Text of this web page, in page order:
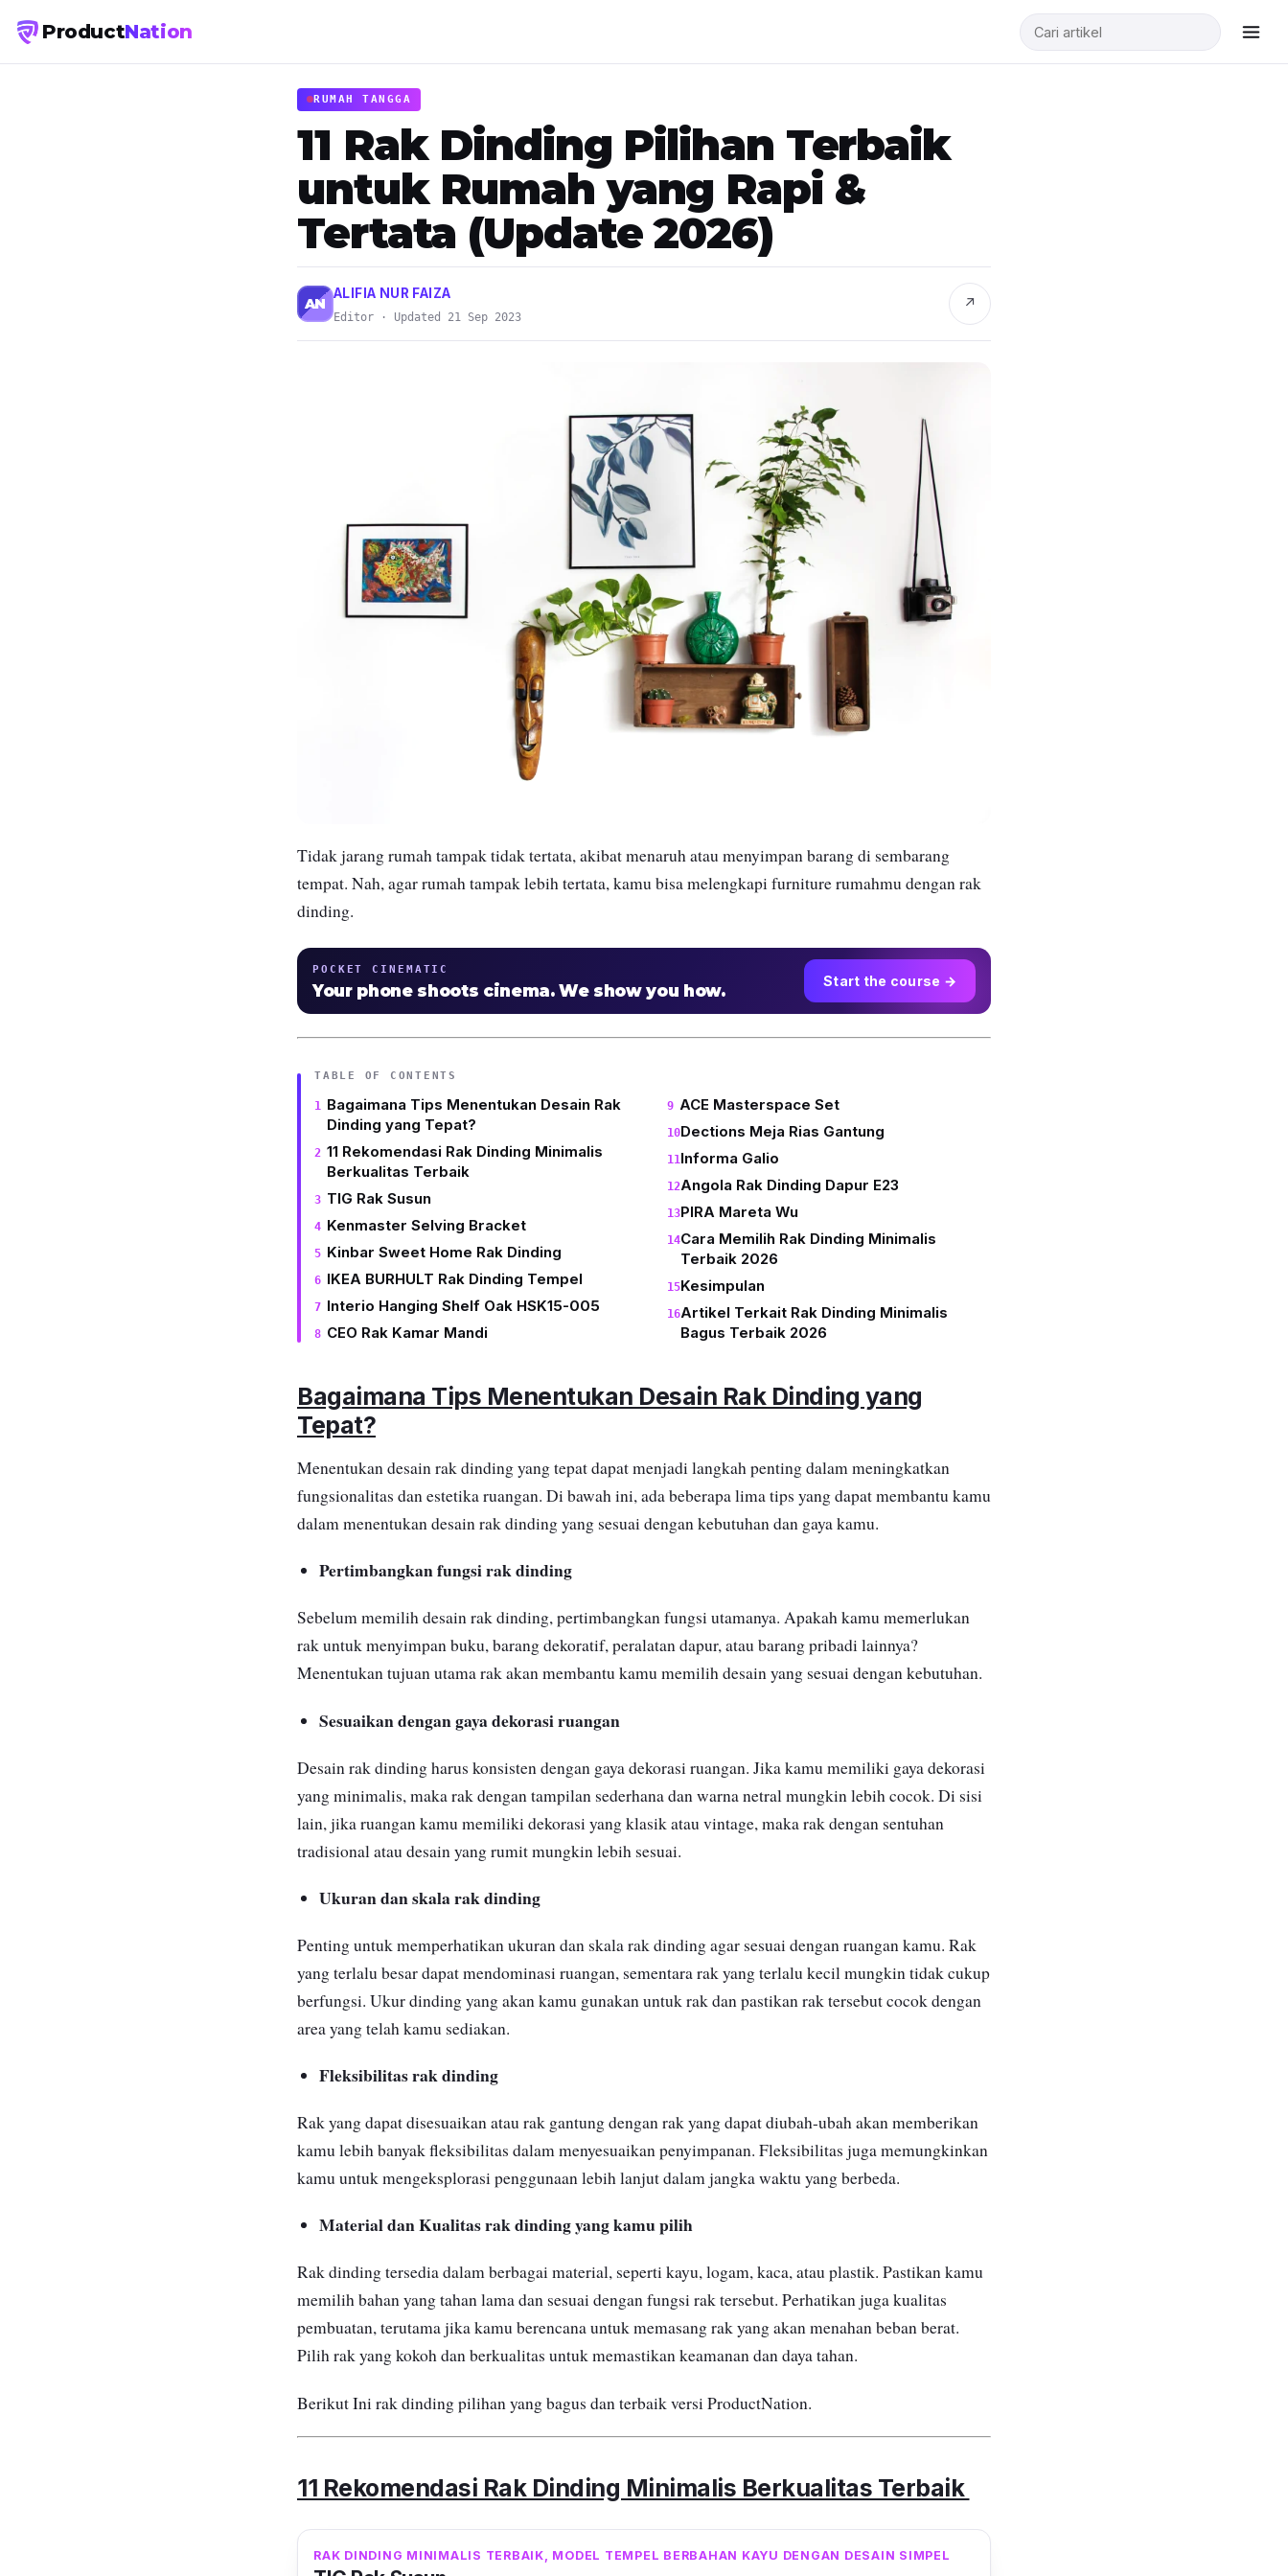
ProductNation
RUMAH TANGGA
11 Rak Dinding Pilihan Terbaik
untuk Rumah yang Rapi &
Tertata (Update 2026)
AN
ALIFIA NUR FAIZA
Editor · Updated 21 Sep 2023
↗
Tidak jarang rumah tampak tidak tertata, akibat menaruh atau menyimpan barang di sembarang
tempat. Nah, agar rumah tampak lebih tertata, kamu bisa melengkapi furniture rumahmu dengan rak
dinding.
POCKET CINEMATIC
Your phone shoots cinema. We show you how. Start the course →
TABLE OF CONTENTS
Bagaimana Tips Menentukan Desain Rak
Dinding yang Tepat?
11 Rekomendasi Rak Dinding Minimalis
Berkualitas Terbaik
TIG Rak Susun
Kenmaster Selving Bracket
Kinbar Sweet Home Rak Dinding
IKEA BURHULT Rak Dinding Tempel
Interio Hanging Shelf Oak HSK15-005
CEO Rak Kamar Mandi
ACE Masterspace Set
Dections Meja Rias Gantung
Informa Galio
Angola Rak Dinding Dapur E23
PIRA Mareta Wu
Cara Memilih Rak Dinding Minimalis
Terbaik 2026
Kesimpulan
Artikel Terkait Rak Dinding Minimalis
Bagus Terbaik 2026
Bagaimana Tips Menentukan Desain Rak Dinding yang
Tepat?
Menentukan desain rak dinding yang tepat dapat menjadi langkah penting dalam meningkatkan
fungsionalitas dan estetika ruangan. Di bawah ini, ada beberapa lima tips yang dapat membantu kamu
dalam menentukan desain rak dinding yang sesuai dengan kebutuhan dan gaya kamu.
Pertimbangkan fungsi rak dinding
Sebelum memilih desain rak dinding, pertimbangkan fungsi utamanya. Apakah kamu memerlukan
rak untuk menyimpan buku, barang dekoratif, peralatan dapur, atau barang pribadi lainnya?
Menentukan tujuan utama rak akan membantu kamu memilih desain yang sesuai dengan kebutuhan.
Sesuaikan dengan gaya dekorasi ruangan
Desain rak dinding harus konsisten dengan gaya dekorasi ruangan. Jika kamu memiliki gaya dekorasi
yang minimalis, maka rak dengan tampilan sederhana dan warna netral mungkin lebih cocok. Di sisi
lain, jika ruangan kamu memiliki dekorasi yang klasik atau vintage, maka rak dengan sentuhan
tradisional atau desain yang rumit mungkin lebih sesuai.
Ukuran dan skala rak dinding
Penting untuk memperhatikan ukuran dan skala rak dinding agar sesuai dengan ruangan kamu. Rak
yang terlalu besar dapat mendominasi ruangan, sementara rak yang terlalu kecil mungkin tidak cukup
berfungsi. Ukur dinding yang akan kamu gunakan untuk rak dan pastikan rak tersebut cocok dengan
area yang telah kamu sediakan.
Fleksibilitas rak dinding
Rak yang dapat disesuaikan atau rak gantung dengan rak yang dapat diubah-ubah akan memberikan
kamu lebih banyak fleksibilitas dalam menyesuaikan penyimpanan. Fleksibilitas juga memungkinkan
kamu untuk mengeksplorasi penggunaan lebih lanjut dalam jangka waktu yang berbeda.
Material dan Kualitas rak dinding yang kamu pilih
Rak dinding tersedia dalam berbagai material, seperti kayu, logam, kaca, atau plastik. Pastikan kamu
memilih bahan yang tahan lama dan sesuai dengan fungsi rak tersebut. Perhatikan juga kualitas
pembuatan, terutama jika kamu berencana untuk memasang rak yang akan menahan beban berat.
Pilih rak yang kokoh dan berkualitas untuk memastikan keamanan dan daya tahan.
Berikut Ini rak dinding pilihan yang bagus dan terbaik versi ProductNation.
11 Rekomendasi Rak Dinding Minimalis Berkualitas Terbaik
RAK DINDING MINIMALIS TERBAIK, MODEL TEMPEL BERBAHAN KAYU DENGAN DESAIN SIMPEL